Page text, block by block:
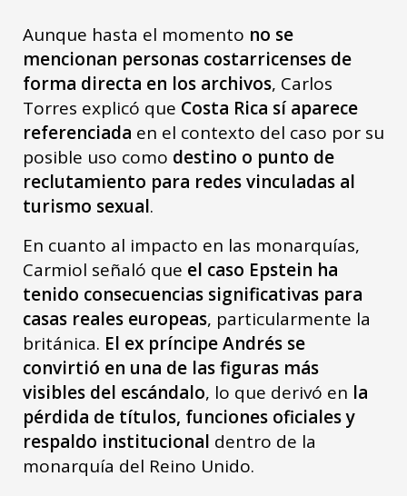
Aunque hasta el momento no se
mencionan personas costarricenses de
forma directa en los archivos, Carlos
Torres explicó que Costa Rica sí aparece
referenciada en el contexto del caso por su
posible uso como destino o punto de
reclutamiento para redes vinculadas al
turismo sexual.
En cuanto al impacto en las monarquías,
Carmiol señaló que el caso Epstein ha
tenido consecuencias significativas para
casas reales europeas, particularmente la
británica. El ex príncipe Andrés se
convirtió en una de las figuras más
visibles del escándalo, lo que derivó en la
pérdida de títulos, funciones oficiales y
respaldo institucional dentro de la
monarquía del Reino Unido.